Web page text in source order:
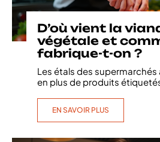
D’où vient la
végétale et
fabrique-t-on ?
Les étals des
en plus de produits
EN SAVOIR PLUS